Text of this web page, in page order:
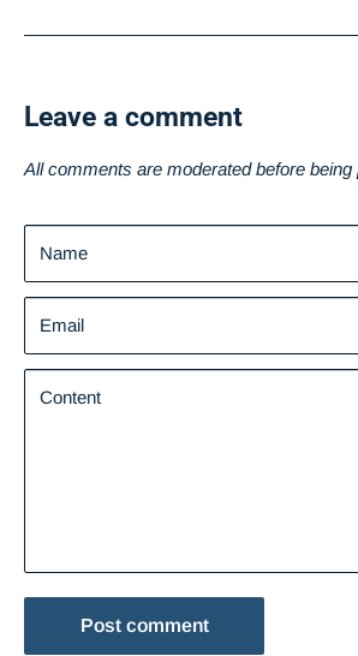
Leave a comment
All comments are moderated before being
Name
Email
Content
Post comment